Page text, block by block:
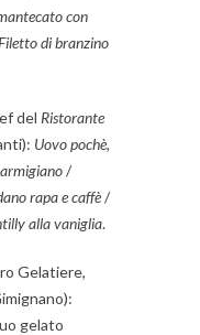
con
di branzino
del Ristorante
Uovo pochè,
/
rapa e caffè/
alla vaniglia.
Gelatiere,
gelato